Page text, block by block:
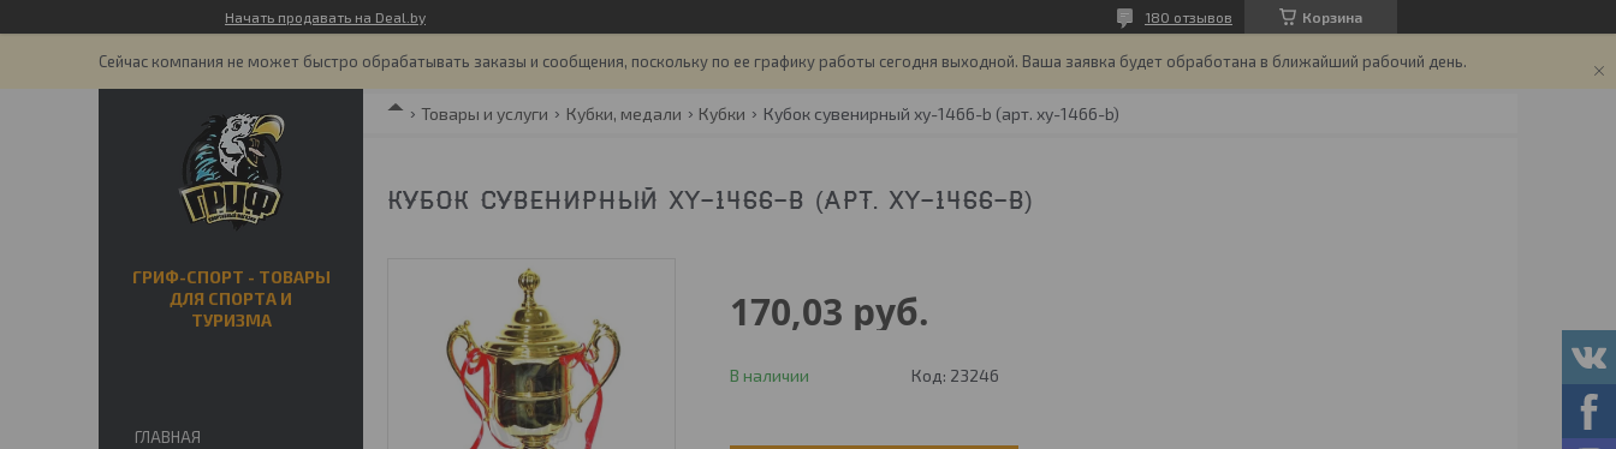
Начать продавать на Deal.by Корзина
180 отзывов
Сейчас компания не может быстро обрабатывать заказы и сообщения, поскольку по ее графику работы сегодня выходной. Ваша заявка будет обработана в ближайший рабочий день.
Товары и услуги Кубки, медали Кубки Кубок сувенирный xy-1466-b (арт. xy-1466-b)
КУБОК СУВЕНИРНЫЙ XY-1466-B (АРТ. XY-1466-B)
170,03 руб.
В наличии Код: 23246
ГРИФ-СПОРТ - ТОВАРЫ
ДЛЯ СПОРТА И
ТУРИЗМА
ГЛАВНАЯ